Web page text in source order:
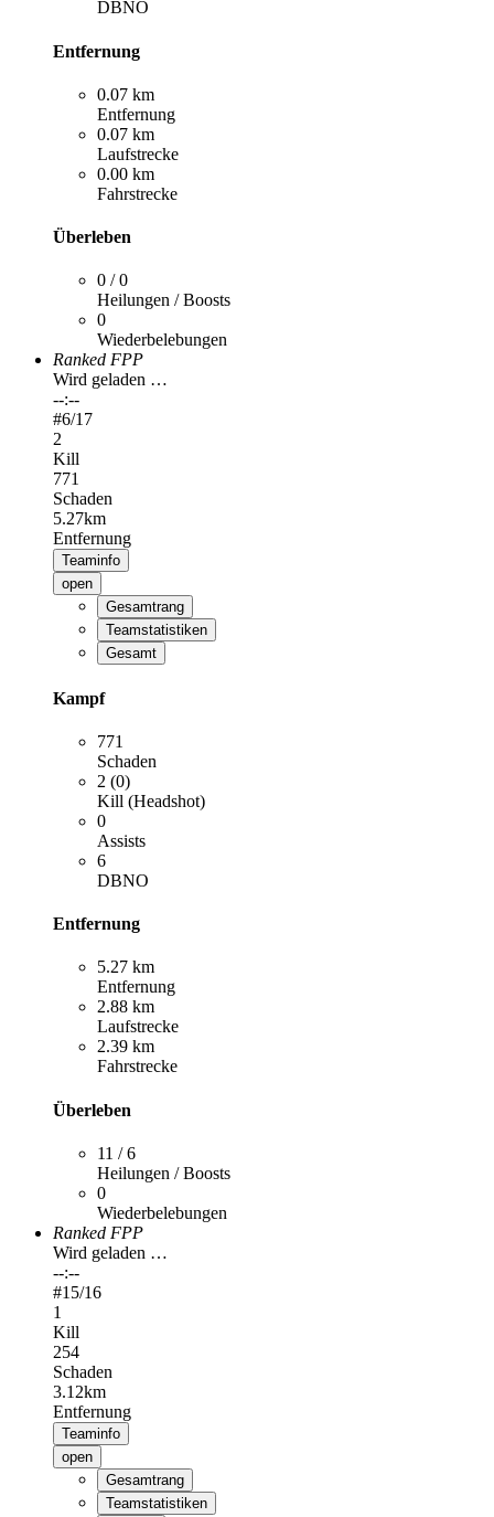
DBNO
Entfernung
0.07 km
Entfernung
0.07 km
Laufstrecke
0.00 km
Fahrstrecke
Überleben
0 / 0
Heilungen / Boosts
0
Wiederbelebungen
Ranked FPP
Wird geladen …
--:--
#6/17
2
Kill
771
Schaden
5.27km
Entfernung
Teaminfo
open
Gesamtrang
Teamstatistiken
Gesamt
Kampf
771
Schaden
2 (0)
Kill (Headshot)
0
Assists
6
DBNO
Entfernung
5.27 km
Entfernung
2.88 km
Laufstrecke
2.39 km
Fahrstrecke
Überleben
11 / 6
Heilungen / Boosts
0
Wiederbelebungen
Ranked FPP
Wird geladen …
--:--
#15/16
1
Kill
254
Schaden
3.12km
Entfernung
Teaminfo
open
Gesamtrang
Teamstatistiken